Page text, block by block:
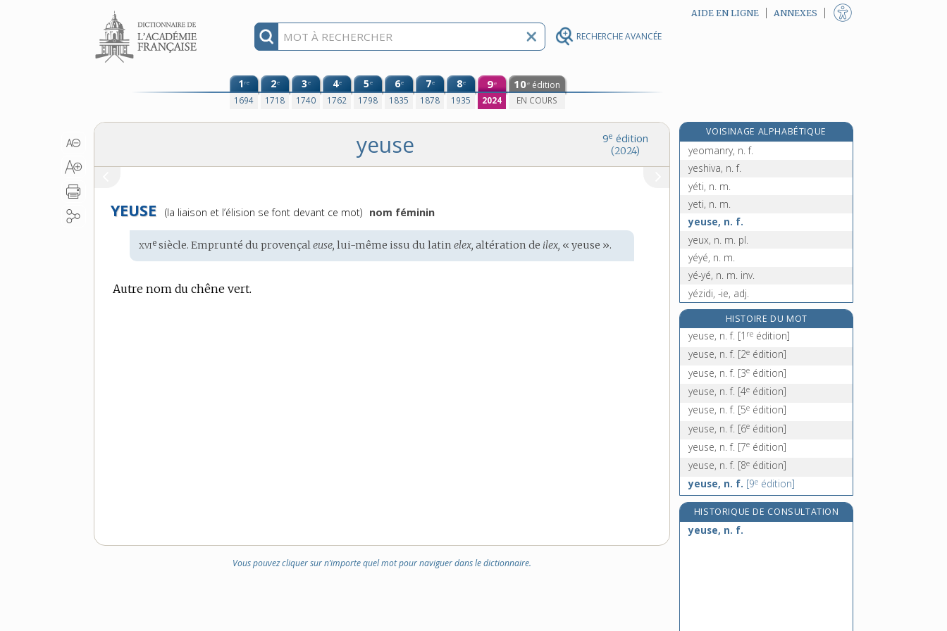
RECHERCHE AVANCÉE
Aller au contenu AIDE EN LIGNE ANNEXES
1re
1694
2e
1718
3e
1740
4e
1762
5e
1798
6e
1835
7e
1878
8e
1935
9e
2024
10e édition
EN COURS
9e édition
(2024)
yeuse
YEUSE
Prononciation
(la liaison et l’élision se font devant ce mot) nom féminin
Étymologie
:
xvie siècle. Emprunté duprovençaleuse, lui-même issu dulatin elex, altération de ilex, « yeuse ».
Autre nom du chêne vert.
Vous pouvez cliquer sur n’importe quel mot pour naviguer dans le dictionnaire.
VOISINAGE ALPHABÉTIQUE
yeoman, n. m.
yeomanry, n. f.
yeshiva, n. f.
yéti, n. m.
yeti, n. m.
yeuse, n. f.
yeux, n. m. pl.
yéyé, n. m.
yé-yé, n. m. inv.
yézidi, -ie, adj.
yiddish, n. m.
yin, n. m.
yod, n. m.
yoga, n. m.
HISTOIRE DU MOT
yeuse, n. f. [1 re édition]
yeuse, n. f. [2e édition]
yeuse, n. f. [3e édition]
yeuse, n. f. [4e édition]
yeuse, n. f. [5e édition]
yeuse, n. f. [6e édition]
yeuse, n. f. [7e édition]
yeuse, n. f. [8e édition]
yeuse, n. f. [9e édition]
HISTORIQUE DE CONSULTATION
yeuse, n. f.